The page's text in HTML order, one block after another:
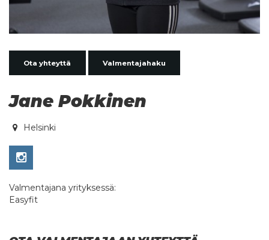
Ota yhteyttä Valmentajahaku
Jane Pokkinen
Helsinki
Valmentajana yrityksessä:
Easyfit